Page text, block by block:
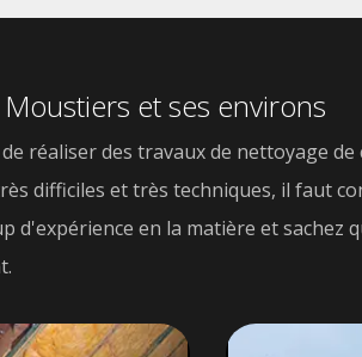
et ses environs
réaliser des travaux de nettoyage de
difficiles et très techniques, il faut
d'expérience en la matière et sachez